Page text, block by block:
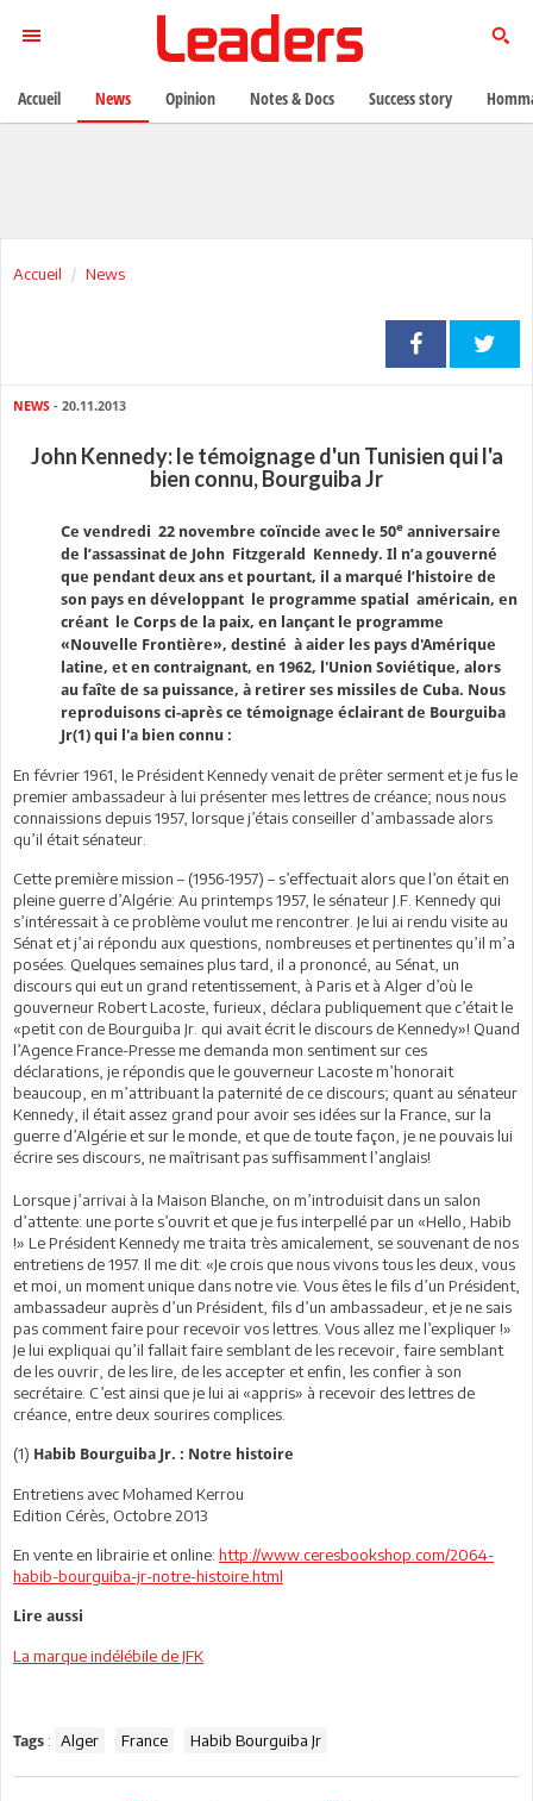
Accueil News
NEWS - 20.11.2013
John Kennedy: le témoignage d'un Tunisien qui l'a
bien connu, Bourguiba Jr
Ce vendredi 22 novembre coïncide avec le 50e anniversaire
de l’assassinat de John Fitzgerald Kennedy. Il n’a gouverné
que pendant deux ans et pourtant, il a marqué l’histoire de
son pays en développant le programme spatial
américain, en
créant
le Corps de la paix, en lançant le programme
«Nouvelle Frontière», destiné à aider les pays d'Amérique
latine, et en contraignant, en 1962, l'Union Soviétique, alors
au faîte de sa puissance, à retirer ses missiles de Cuba. Nous
reproduisons ci-après ce témoignage éclairant de Bourguiba
Jr(1) qui l'a bien connu :
En février 1961, le Président Kennedy venait de prêter serment et je fus le
premier ambassadeur à lui présenter mes lettres de créance; nous nous
connaissions depuis 1957, lorsque j’étais conseiller d’ambassade alors
qu’il était sénateur.
Cette première mission – (1956-1957) – s’effectuait alors que l’on était en
pleine guerre d’Algérie: Au printemps 1957, le sénateur J.F. Kennedy qui
s’intéressait à ce problème voulut me rencontrer. Je lui ai rendu visite au
Sénat et j’ai répondu aux questions, nombreuses et pertinentes qu’il m’a
posées. Quelques semaines plus tard, il a prononcé, au Sénat, un
discours qui eut un grand retentissement, à Paris et à Alger d’où le
gouverneur Robert Lacoste, furieux, déclara publiquement que c’était le
«petit con de Bourguiba Jr. qui avait écrit le discours de Kennedy»! Quand
l’Agence France-Presse me demanda mon sentiment sur ces
déclarations, je répondis que le gouverneur Lacoste m’honorait
beaucoup, en m’attribuant la paternité de ce discours; quant au sénateur
Kennedy, il était assez grand pour avoir ses idées sur la France, sur la
guerre d’Algérie et sur le monde, et que de toute façon, je ne pouvais lui
écrire ses discours, ne maîtrisant pas suffisamment l’anglais!
Lorsque j’arrivai à la Maison Blanche, on m’introduisit dans un salon
d’attente: une porte s’ouvrit et que je fus interpellé par un «Hello, Habib
!» Le Président Kennedy me traita très amicalement, se souvenant de nos
entretiens de 1957. Il me dit: «Je crois que nous vivons tous les deux, vous
et moi, un moment unique dans notre vie. Vous êtes le fils d’un Président,
ambassadeur auprès d’un Président, fils d’un ambassadeur, et je ne sais
pas comment faire pour recevoir vos lettres. Vous allez me l’expliquer !»
Je lui expliquai qu’il fallait faire semblant de les recevoir, faire semblant
de les ouvrir, de les lire, de les accepter et enfin, les confier à son
secrétaire. C’est ainsi que je lui ai «appris» à recevoir des lettres de
créance, entre deux sourires complices.
(1) Habib Bourguiba Jr. : Notre histoire
Entretiens avec Mohamed Kerrou
Edition Cérès, Octobre 2013
En vente en librairie et online: http://www.ceresbookshop.com/2064-
habib-bourguiba-jr-notre-histoire.html
Lire aussi
La marque indélébile de JFK
Tags : Alger France Habib Bourguiba Jr
Accueil News Opinion Notes & Docs Success story